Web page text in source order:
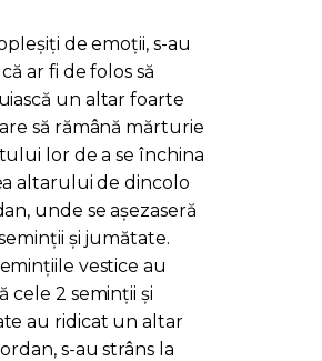
de emoții, s-au
ar fi de folos să
un altar foarte
să rămână mărturie
lor de a se închina
altarului de dincolo
unde se așezaseră
și jumătate.
vestice au
cele 2 seminții și
au ridicat un altar
s-au strâns la